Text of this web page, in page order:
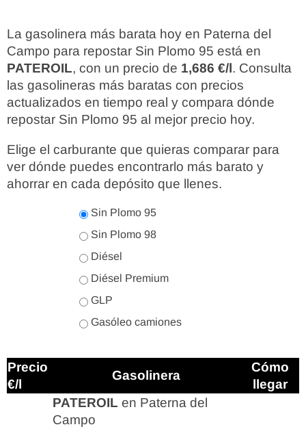
La gasolinera más barata hoy en Paterna del
Campo para repostar Sin Plomo 95 está en
PATEROIL, con un precio de 1,686 €/l. Consulta
las gasolineras más baratas con precios
actualizados en tiempo real y compara dónde
repostar Sin Plomo 95 al mejor precio hoy.
Elige el carburante que quieras comparar para
ver dónde puedes encontrarlo más barato y
ahorrar en cada depósito que llenes.
Sin Plomo 95
Sin Plomo 98
Diésel
Diésel Premium
GLP
Gasóleo camiones
Precio
€/l
Gasolinera
Cómo
llegar
PATEROIL en Paterna del
Campo